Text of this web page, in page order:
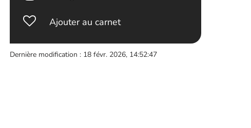
Ajouter au carnet
Dernière modification : 18 févr. 2026, 14:52:47